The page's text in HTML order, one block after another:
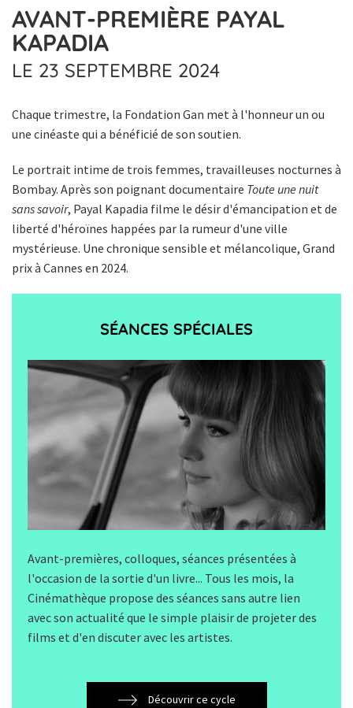
AVANT-PREMIÈRE PAYAL
KAPADIA
LE 23 SEPTEMBRE 2024
Chaque trimestre, la Fondation Gan met à l'honneur un ou
une cinéaste qui a bénéficié de son soutien.
Le portrait intime de trois femmes, travailleuses nocturnes à
Bombay. Après son poignant documentaire Toute une nuit
sans savoir, Payal Kapadia filme le désir d'émancipation et de
liberté d'héroïnes happées par la rumeur d'une ville
mystérieuse. Une chronique sensible et mélancolique, Grand
prix à Cannes en 2024.
SÉANCES SPÉCIALES
Avant-premières, colloques, séances présentées à
l'occasion de la sortie d'un livre... Tous les mois, la
Cinémathèque propose des séances sans autre lien
avec son actualité que le simple plaisir de projeter des
films et d'en discuter avec les artistes.
Découvrir ce cycle